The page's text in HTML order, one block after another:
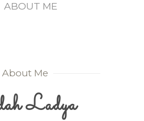
ABOUT ME
About Me
Ladya